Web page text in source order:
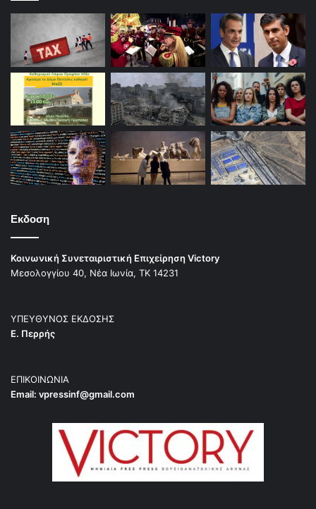
Εκδοση
Κοινωνική Συνεταιριστική Επιχείρηση Victory
Μεσολογγίου 40, Νέα Ιωνία, ΤΚ 14231
ΥΠΕΥΘΥΝΟΣ ΕΚΔΟΣΗΣ
Ε. Περρής
ΕΠΙΚΟΙΝΩΝΙΑ
Email: vpressinf@gmail.com